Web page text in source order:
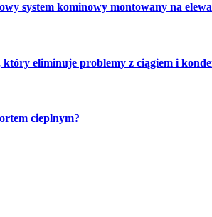
system kominowy montowany na
eliminuje problemy z ciągiem i
cieplnym?